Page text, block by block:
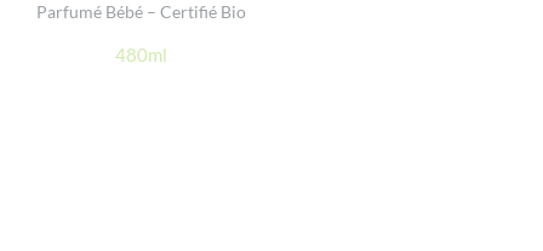
Parfumé Bébé – Certifié Bio
480ml